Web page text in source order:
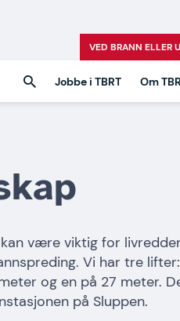
VED BRANN ELLER
Jobbe i TBRT Om
være viktig for
Vi har tre
og en på 27 meter.
på Sluppen.